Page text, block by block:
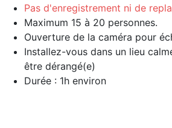
Pas d'enregistrement ni de
Maximum 15 à 20 personnes.
Ouverture de la caméra pour
Installez-vous dans un lieu
être dérangé(e)
Durée : 1h environ